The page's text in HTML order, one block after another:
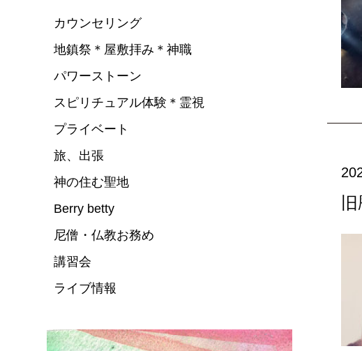
カウンセリング
地鎮祭＊屋敷拝み＊神職
パワーストーン
スピリチュアル体験＊霊視
プライベート
旅、出張
神の住む聖地
Berry betty
尼僧・仏教お務め
講習会
ライブ情報